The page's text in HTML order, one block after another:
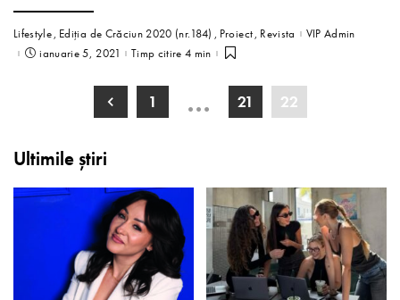
Lifestyle Ediția de Crăciun 2020 (nr.184) Proiect Revista
VIP Admin
ianuarie 5, 2021
Timp citire 4 min
1 … 21 22
Ultimile știri